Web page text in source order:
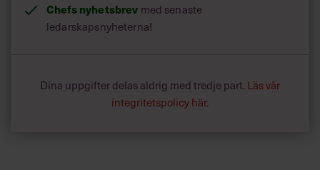
Chefs nyhetsbrev med senaste
ledarskapsnyheterna!
Dina uppgifter delas aldrig med tredje part. Läs vår
integritetspolicy här.